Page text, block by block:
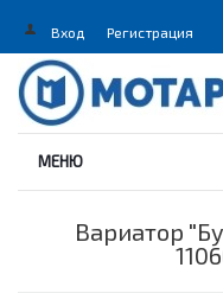
Вход Регистрация
МЕНЮ
Вариатор